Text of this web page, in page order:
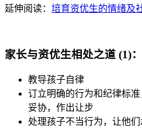
延伸阅读： 培育资优生的情绪及
家长与资优生相处之道 (1)
教导孩子自律
订立明确的行为和纪律标
妥协，作出让步
处理孩子不当行为，让他